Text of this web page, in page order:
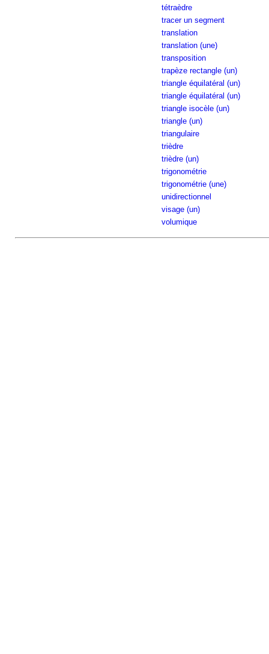
tétraèdre
tracer un segment
translation
translation (une)
transposition
trapèze rectangle (un)
triangle équilatéral (un)
triangle équilatéral (un)
triangle isocèle (un)
triangle (un)
triangulaire
trièdre
trièdre (un)
trigonométrie
trigonométrie (une)
unidirectionnel
visage (un)
volumique